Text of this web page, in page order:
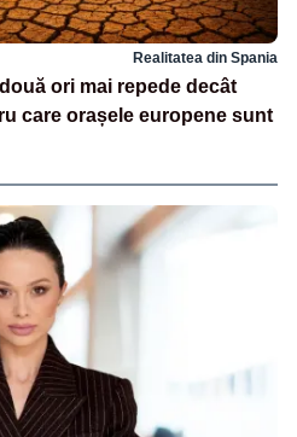
Realitatea din Spania
ori mai repede decât
care orașele europene sunt